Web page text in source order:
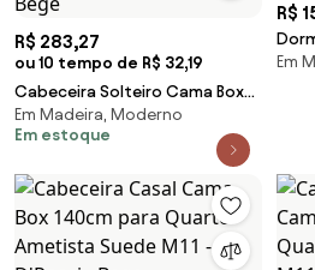
R$ 283,27
ou 10 tempo de R$ 32,19
Cabeceira Solteiro Cama Box
90cm para Quarto Onix Suede
M11 - D'Rossi - Bege
Em Madeira, Moderno
Em estoque
R$
Em